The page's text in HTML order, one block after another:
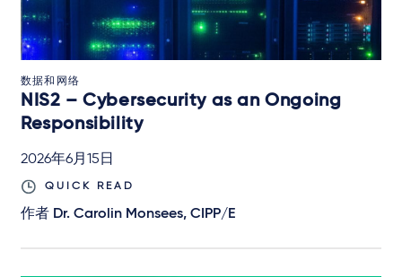
数据和网络
NIS2 – Cybersecurity as an Ongoing
Responsibility
2026年6月15日
QUICK READ
作者 Dr. Carolin Monsees, CIPP/E